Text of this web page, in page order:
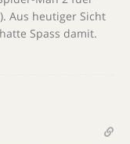
Aus heutiger Sicht
Spass damit.